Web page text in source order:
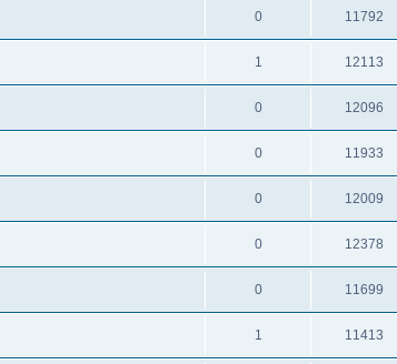
0 11792
1 12113
0 12096
0 11933
0 12009
0 12378
0 11699
1 11413